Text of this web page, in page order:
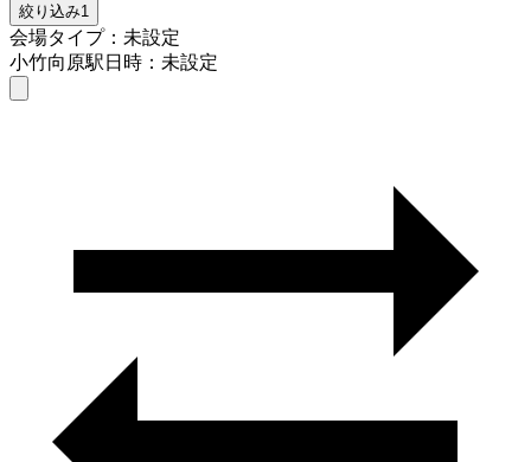
絞り込み1
会場タイプ：未設定
小竹向原駅日時：未設定